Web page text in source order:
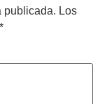
publicada. Los
*